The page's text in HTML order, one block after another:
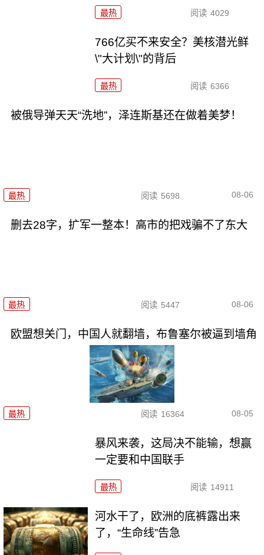
最热 阅读 4029
766亿买不来安全？美核潜光鲜
\"大计划\"的背后
最热 阅读 6366
被俄导弹天天“洗地”，泽连斯基还在做着美梦！
最热 阅读 5698 08-06
删去28字，扩军一整本！高市的把戏骗不了东大
最热 阅读 5447 08-06
欧盟想关门，中国人就翻墙，布鲁塞尔被逼到墙角
最热 阅读 16364 08-05
暴风来袭，这局决不能输，想赢
一定要和中国联手
最热 阅读 14911
河水干了，欧洲的底裤露出来
了，“生命线”告急